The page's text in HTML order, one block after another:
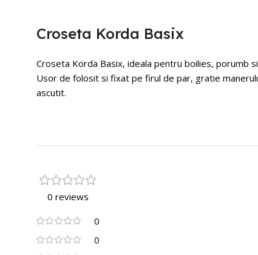
Croseta Korda Basix
Croseta Korda Basix, ideala pentru boilies, porumb
Usor de folosit si fixat pe firul de par, gratie
ascutit.
0 reviews
0
0